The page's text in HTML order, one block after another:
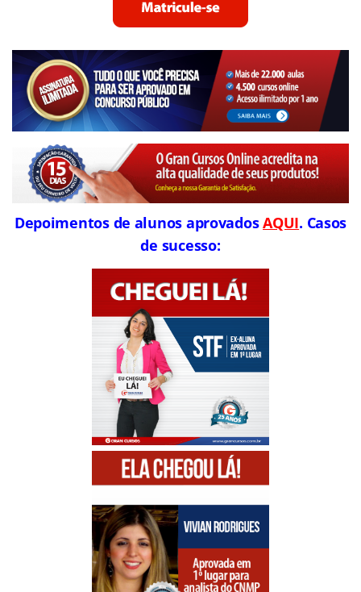
Depoimentos de alunos aprovadosAQUI. Casos
de sucesso: